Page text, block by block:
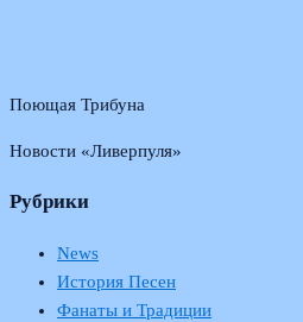
Поющая Трибуна
Новости «Ливерпуля»
Рубрики
News
История Песен
Фанаты и Традиции